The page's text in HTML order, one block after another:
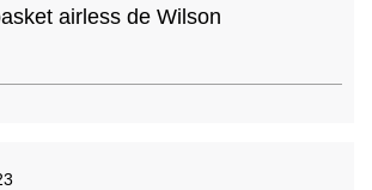
airless de Wilson